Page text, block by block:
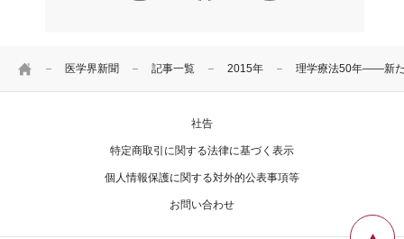
HOME 医学界新聞 記事一覧 2015年 理学療法50年――新た
社告
特定商取引に関する法律に基づく表示
個人情報保護に関する対外的公表事項等
お問い合わせ